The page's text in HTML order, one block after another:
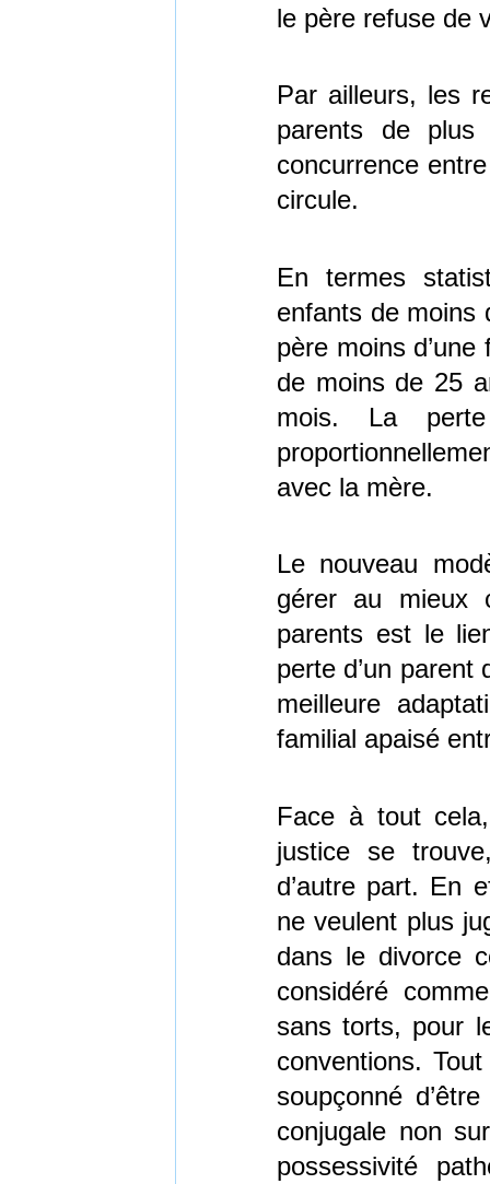
le père refuse de
Par ailleurs, les
parents de
concurrence
circule.
En termes
enfants de moins
père moins
de moins de 25
mois. La
avec la mère.
Le nouveau
gérer au mieux
parents est le
perte d’un
meilleure
familial apaisé
Face à tout
justice se
d’autre part. En
ne veulent plus
dans le divorce
considéré
sans torts, pour
conventions.
soupçonné
conjugale non
possessivité